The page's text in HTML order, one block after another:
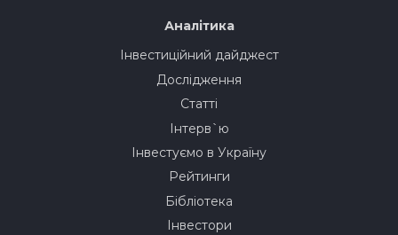
Аналітика
Інвестиційний дайджест
Дослідження
Статті
Інтерв`ю
Інвестуємо в Україну
Рейтинги
Бібліотека
Інвестори